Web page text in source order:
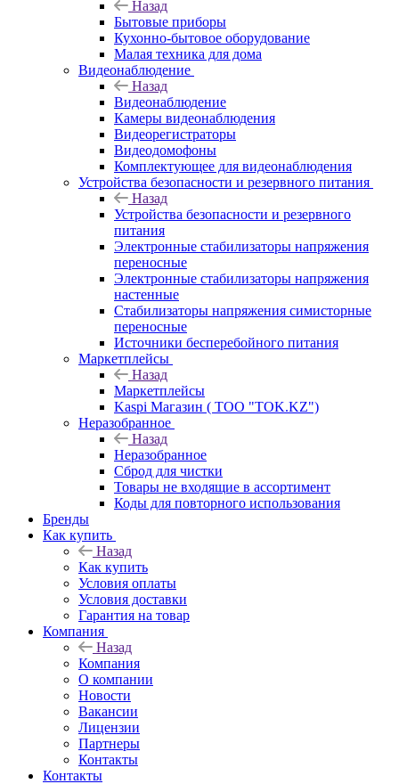
Назад
Бытовые приборы
Кухонно-бытовое оборудование
Малая техника для дома
Видеонаблюдение
Назад
Видеонаблюдение
Камеры видеонаблюдения
Видеорегистраторы
Видеодомофоны
Комплектующее для видеонаблюдения
Устройства безопасности и резервного питания
Назад
Устройства безопасности и резервного
питания
Электронные стабилизаторы напряжения
переносные
Электронные стабилизаторы напряжения
настенные
Стабилизаторы напряжения симисторные
переносные
Источники бесперебойного питания
Маркетплейсы
Назад
Маркетплейсы
Kaspi Магазин ( ТОО "TOK.KZ")
Неразобранное
Назад
Неразобранное
Сброд для чистки
Товары не входящие в ассортимент
Коды для повторного использования
Бренды
Как купить
Назад
Как купить
Условия оплаты
Условия доставки
Гарантия на товар
Компания
Назад
Компания
О компании
Новости
Вакансии
Лицензии
Партнеры
Контакты
Контакты